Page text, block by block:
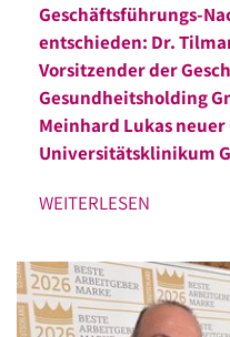
Geschäftsführungs-
entschieden: Dr.
Vorsitzender der
Gesundheitsholding
Meinhard Lukas
Universitätsklinikum
WEITERLESEN